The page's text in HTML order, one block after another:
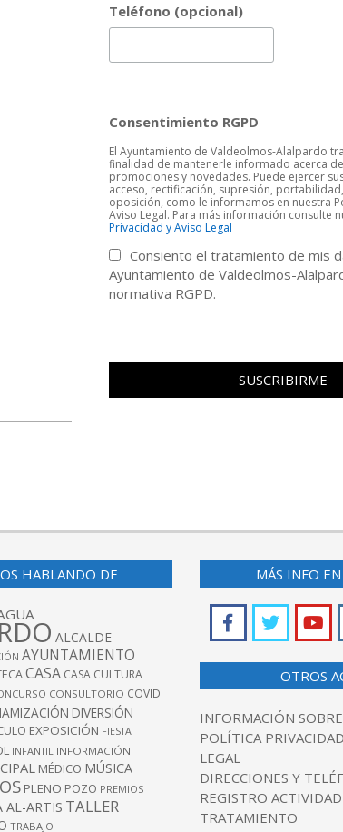
Teléfono (opcional)
Consentimiento RGPD
El Ayuntamiento de Valdeolmos-Alalpardo
finalidad de mantenerle informado acerca
promociones y novedades. Puede ejercer
acceso, rectificación, supresión,
oposición, como le informamos en nuestra
Aviso Legal. Para más información consulte
Privacidad y Aviso Legal
Consiento el tratamiento de mis
Ayuntamiento de Valdeolmos-
normativa RGPD.
HABLANDO DE
ALCALDE
AYUNTAMIENTO
CASA CASA CULTURA
CONSULTORIO COVID
DIVERSIÓN
EXPOSICIÓN FIESTA
INFANTIL INFORMACIÓN
MÉDICO MÚSICA
PLENO POZO PREMIOS
AL-ARTIS TALLER
TRABAJO
MÁS INFO
OTROS
INFORMACIÓN
POLÍTICA
LEGAL
DIRECCIONES Y
REGISTRO
TRATAMIENTO